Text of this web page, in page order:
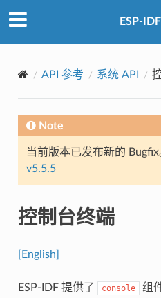
ESP-
API 参考 系统 API
Note
当前版本已发布新的
v5.5.5
控制台终端
[English]
ESP-IDF 提供了 console
组